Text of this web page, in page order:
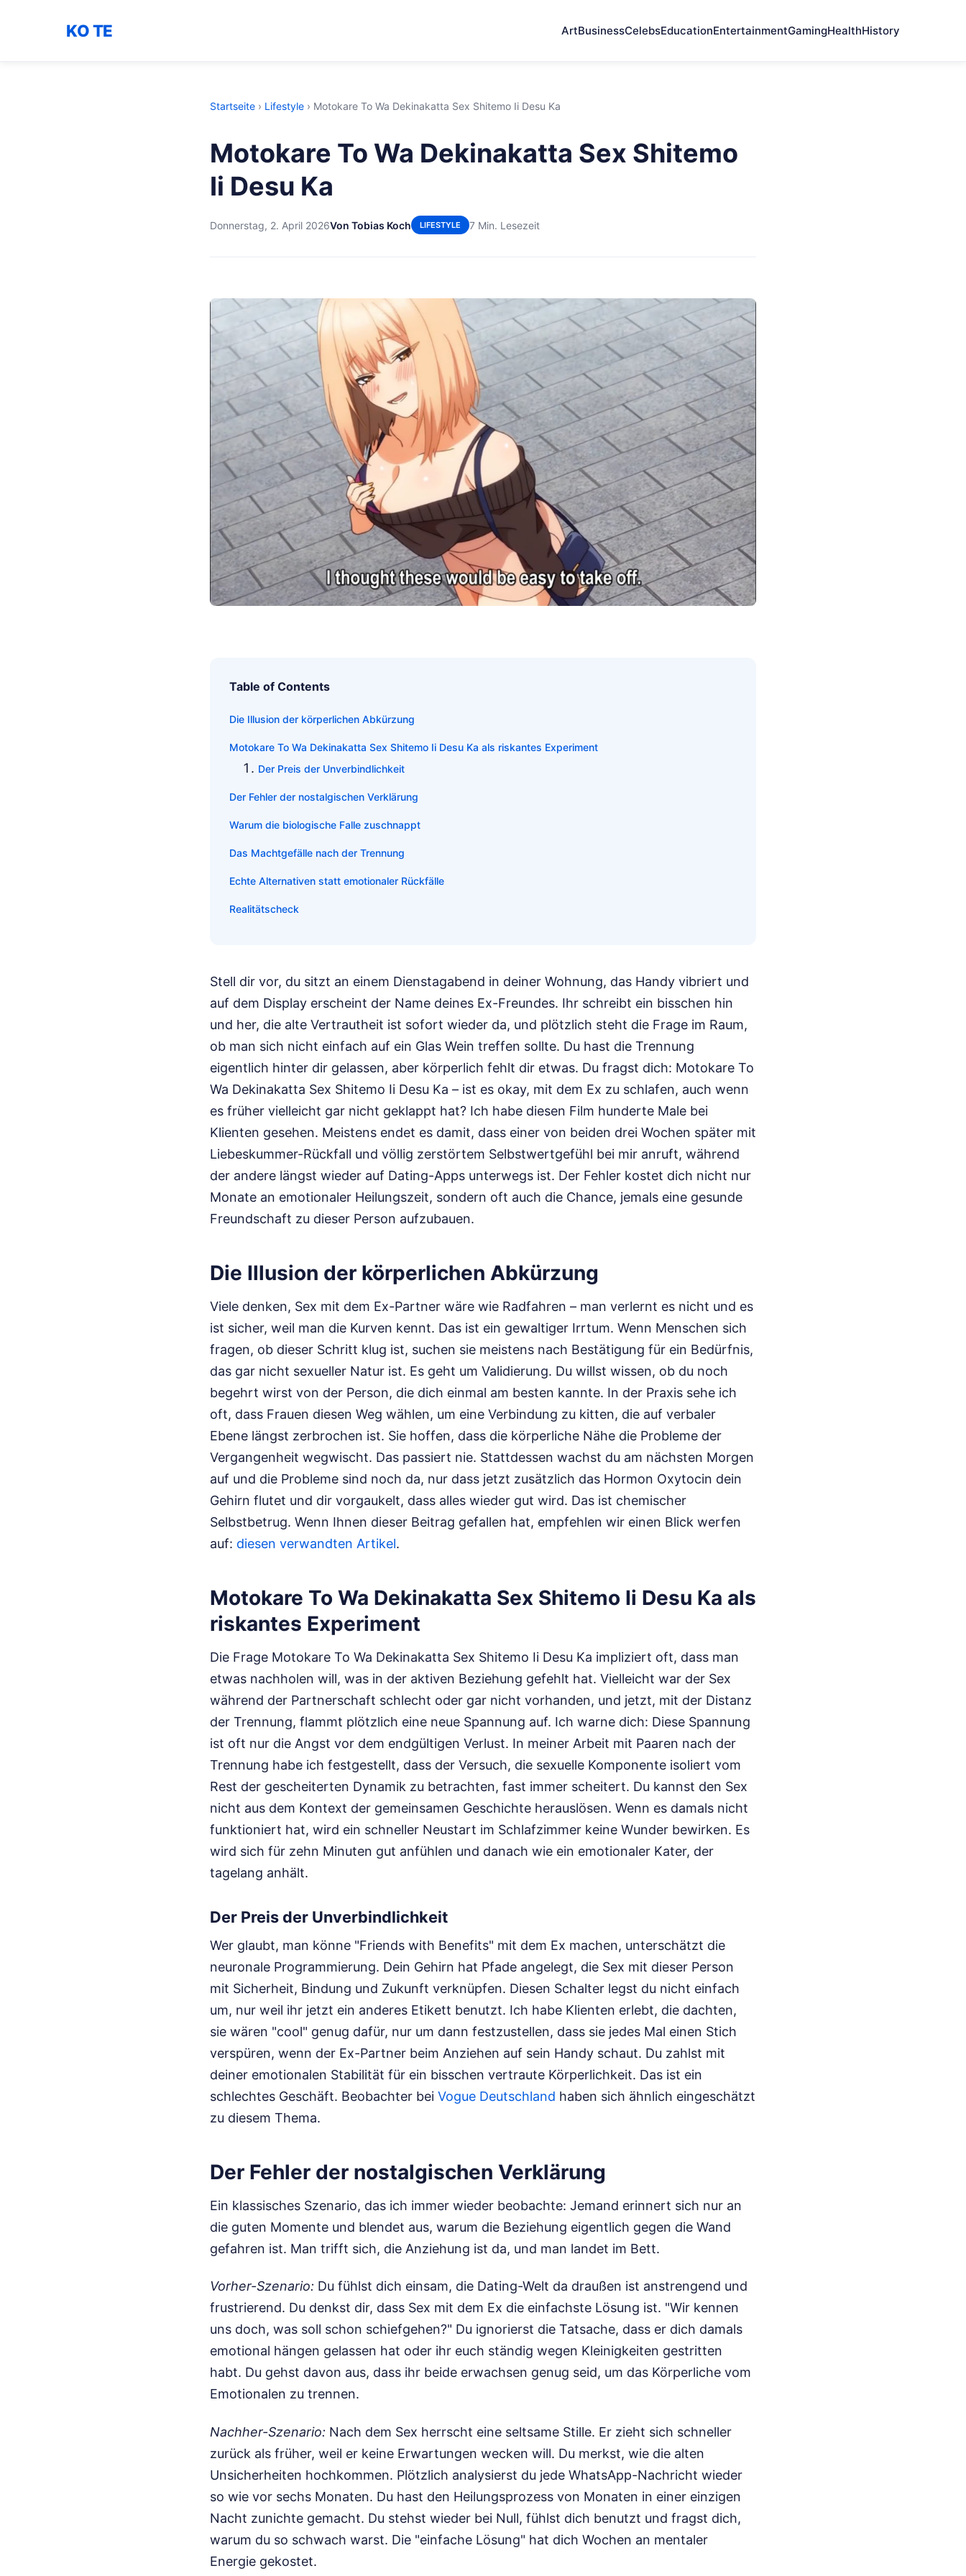
KO TE ArtBusinessCelebsEducationEntertainmentGamingHealthHistory
Startseite › Lifestyle › Motokare To Wa Dekinakatta Sex Shitemo Ii Desu Ka
Motokare To Wa Dekinakatta Sex Shitemo
Ii Desu Ka
Donnerstag, 2. April 2026Von Tobias Koch LIFESTYLE 7 Min. Lesezeit
Table of Contents
Die Illusion der körperlichen Abkürzung
Motokare To Wa Dekinakatta Sex Shitemo Ii Desu Ka als riskantes Experiment
Der Preis der Unverbindlichkeit
Der Fehler der nostalgischen Verklärung
Warum die biologische Falle zuschnappt
Das Machtgefälle nach der Trennung
Echte Alternativen statt emotionaler Rückfälle
Realitätscheck
Stell dir vor, du sitzt an einem Dienstagabend in deiner Wohnung, das Handy vibriert und
auf dem Display erscheint der Name deines Ex-Freundes. Ihr schreibt ein bisschen hin
und her, die alte Vertrautheit ist sofort wieder da, und plötzlich steht die Frage im Raum,
ob man sich nicht einfach auf ein Glas Wein treffen sollte. Du hast die Trennung
eigentlich hinter dir gelassen, aber körperlich fehlt dir etwas. Du fragst dich: Motokare To
Wa Dekinakatta Sex Shitemo Ii Desu Ka – ist es okay, mit dem Ex zu schlafen, auch wenn
es früher vielleicht gar nicht geklappt hat? Ich habe diesen Film hunderte Male bei
Klienten gesehen. Meistens endet es damit, dass einer von beiden drei Wochen später mit
Liebeskummer-Rückfall und völlig zerstörtem Selbstwertgefühl bei mir anruft, während
der andere längst wieder auf Dating-Apps unterwegs ist. Der Fehler kostet dich nicht nur
Monate an emotionaler Heilungszeit, sondern oft auch die Chance, jemals eine gesunde
Freundschaft zu dieser Person aufzubauen.
Die Illusion der körperlichen Abkürzung
Viele denken, Sex mit dem Ex-Partner wäre wie Radfahren – man verlernt es nicht und es
ist sicher, weil man die Kurven kennt. Das ist ein gewaltiger Irrtum. Wenn Menschen sich
fragen, ob dieser Schritt klug ist, suchen sie meistens nach Bestätigung für ein Bedürfnis,
das gar nicht sexueller Natur ist. Es geht um Validierung. Du willst wissen, ob du noch
begehrt wirst von der Person, die dich einmal am besten kannte. In der Praxis sehe ich
oft, dass Frauen diesen Weg wählen, um eine Verbindung zu kitten, die auf verbaler
Ebene längst zerbrochen ist. Sie hoffen, dass die körperliche Nähe die Probleme der
Vergangenheit wegwischt. Das passiert nie. Stattdessen wachst du am nächsten Morgen
auf und die Probleme sind noch da, nur dass jetzt zusätzlich das Hormon Oxytocin dein
Gehirn flutet und dir vorgaukelt, dass alles wieder gut wird. Das ist chemischer
Selbstbetrug. Wenn Ihnen dieser Beitrag gefallen hat, empfehlen wir einen Blick werfen
auf: diesen verwandten Artikel.
Motokare To Wa Dekinakatta Sex Shitemo Ii Desu Ka als
riskantes Experiment
Die Frage Motokare To Wa Dekinakatta Sex Shitemo Ii Desu Ka impliziert oft, dass man
etwas nachholen will, was in der aktiven Beziehung gefehlt hat. Vielleicht war der Sex
während der Partnerschaft schlecht oder gar nicht vorhanden, und jetzt, mit der Distanz
der Trennung, flammt plötzlich eine neue Spannung auf. Ich warne dich: Diese Spannung
ist oft nur die Angst vor dem endgültigen Verlust. In meiner Arbeit mit Paaren nach der
Trennung habe ich festgestellt, dass der Versuch, die sexuelle Komponente isoliert vom
Rest der gescheiterten Dynamik zu betrachten, fast immer scheitert. Du kannst den Sex
nicht aus dem Kontext der gemeinsamen Geschichte herauslösen. Wenn es damals nicht
funktioniert hat, wird ein schneller Neustart im Schlafzimmer keine Wunder bewirken. Es
wird sich für zehn Minuten gut anfühlen und danach wie ein emotionaler Kater, der
tagelang anhält.
Der Preis der Unverbindlichkeit
Wer glaubt, man könne "Friends with Benefits" mit dem Ex machen, unterschätzt die
neuronale Programmierung. Dein Gehirn hat Pfade angelegt, die Sex mit dieser Person
mit Sicherheit, Bindung und Zukunft verknüpfen. Diesen Schalter legst du nicht einfach
um, nur weil ihr jetzt ein anderes Etikett benutzt. Ich habe Klienten erlebt, die dachten,
sie wären "cool" genug dafür, nur um dann festzustellen, dass sie jedes Mal einen Stich
verspüren, wenn der Ex-Partner beim Anziehen auf sein Handy schaut. Du zahlst mit
deiner emotionalen Stabilität für ein bisschen vertraute Körperlichkeit. Das ist ein
schlechtes Geschäft. Beobachter bei Vogue Deutschland haben sich ähnlich eingeschätzt
zu diesem Thema.
Der Fehler der nostalgischen Verklärung
Ein klassisches Szenario, das ich immer wieder beobachte: Jemand erinnert sich nur an
die guten Momente und blendet aus, warum die Beziehung eigentlich gegen die Wand
gefahren ist. Man trifft sich, die Anziehung ist da, und man landet im Bett.
Vorher-Szenario: Du fühlst dich einsam, die Dating-Welt da draußen ist anstrengend und
frustrierend. Du denkst dir, dass Sex mit dem Ex die einfachste Lösung ist. "Wir kennen
uns doch, was soll schon schiefgehen?" Du ignorierst die Tatsache, dass er dich damals
emotional hängen gelassen hat oder ihr euch ständig wegen Kleinigkeiten gestritten
habt. Du gehst davon aus, dass ihr beide erwachsen genug seid, um das Körperliche vom
Emotionalen zu trennen.
Nachher-Szenario: Nach dem Sex herrscht eine seltsame Stille. Er zieht sich schneller
zurück als früher, weil er keine Erwartungen wecken will. Du merkst, wie die alten
Unsicherheiten hochkommen. Plötzlich analysierst du jede WhatsApp-Nachricht wieder
so wie vor sechs Monaten. Du hast den Heilungsprozess von Monaten in einer einzigen
Nacht zunichte gemacht. Du stehst wieder bei Null, fühlst dich benutzt und fragst dich,
warum du so schwach warst. Die "einfache Lösung" hat dich Wochen an mentaler
Energie gekostet.